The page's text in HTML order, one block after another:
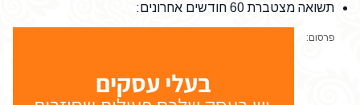
תשואה מצטברת 60 חודשים אחרונים
:
פרסום: